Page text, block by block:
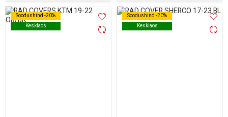
Soodushind -20%
Kesklaos
Soodushind -20%
Kesklaos
Soodushind -20%
Kesklaos
Soodushind -20%
Kesklaos